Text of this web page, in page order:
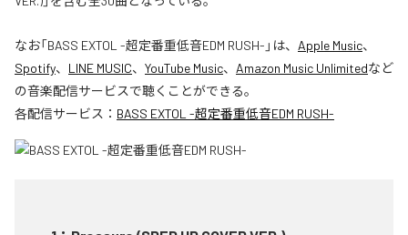
なお「BASS EXTOL -超定番重低音EDM RUSH- 」は、 Apple Music、
Spotify、 LINE MUSIC、 YouTube Music、 Amazon Music Unlimitedなど
の音楽配信サービスで聴くことができる。
各配信サービス： BASS EXTOL -超定番重低音EDM RUSH-